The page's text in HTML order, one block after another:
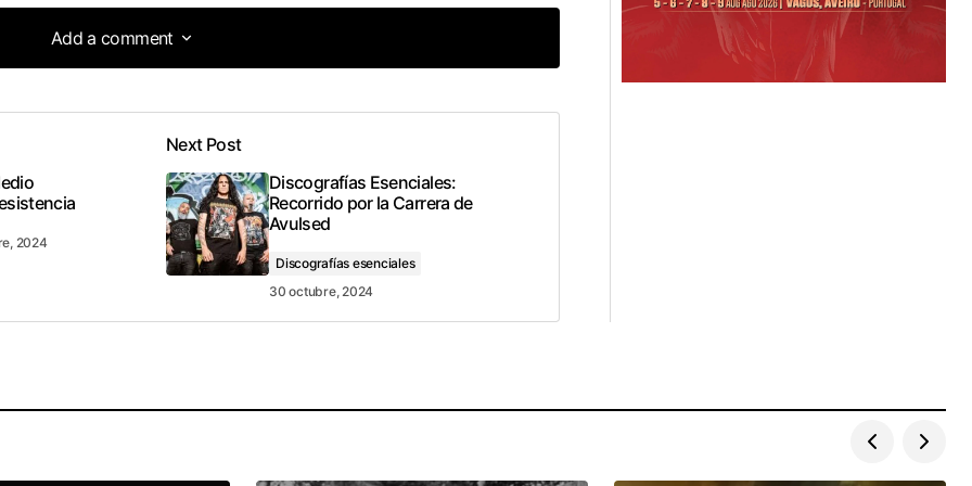
Add a comment
Add a comment
2024
Next Post
Discografías Esenciales:
Recorrido por la Carrera de
Avulsed
Discografías esenciales
30 octubre, 2024